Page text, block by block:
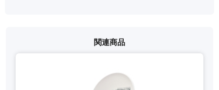
関連商品